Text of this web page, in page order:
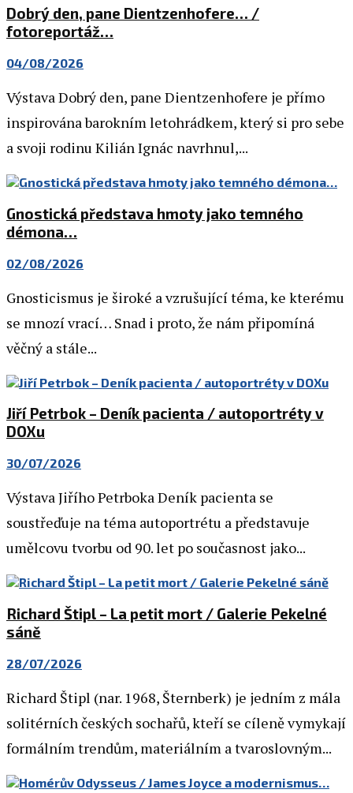
Dobrý den, pane Dientzenhofere… /
fotoreportáž…
04/08/2026
Výstava Dobrý den, pane Dientzenhofere je přímo
inspirována barokním letohrádkem, který si pro sebe
a svoji rodinu Kilián Ignác navrhnul,...
Gnostická představa hmoty jako temného
démona…
02/08/2026
Gnosticismus je široké a vzrušující téma, ke kterému
se mnozí vrací… Snad i proto, že nám připomíná
věčný a stále...
Jiří Petrbok – Deník pacienta / autoportréty v
DOXu
30/07/2026
Výstava Jiřího Petrboka Deník pacienta se
soustřeďuje na téma autoportrétu a představuje
umělcovu tvorbu od 90. let po současnost jako...
Richard Štipl – La petit mort / Galerie Pekelné
sáně
28/07/2026
Richard Štipl (nar. 1968, Šternberk) je jedním z mála
solitérních českých sochařů, kteří se cíleně vymykají
formálním trendům, materiálním a tvaroslovným...